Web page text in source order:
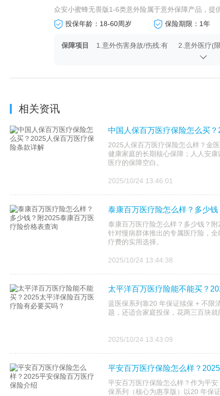
众安小蜜蜂无畏版1-6类意外险属于意外保障产品，提
投保年龄：18-60周岁
保险期限：1年
保障项目 1.意外伤害身故/伤残:有
2.意外医疗(
相关资讯
中国人保百万医疗保险怎么买
2025人保百万医疗保险怎么样？金
健康家庭的长期核心保障；人人安
医疗的保障空白。
2025/10/24 13:46:01
泰康百万医疗险怎么样？多少
泰康百万医疗险怎么样？多少钱？
针对慢病群体推出的专属医疗险，
疗费的实用选择。
2025/10/24 13:44:38
太平洋百万医疗险能不能买？
蓝医保系列靠20 年保证续保 + 不限
题，还适合家庭投保，花两三百块
2025/10/24 13:43:09
平安百万医疗保险怎么样？
平安百万医疗保险怎么样？作为平
保系列（核心为惠享版）以20 年保